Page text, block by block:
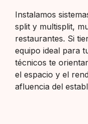
Instalamos
split y multisplit,
restaurantes. Si
equipo ideal para
técnicos te
el espacio y el
afluencia del